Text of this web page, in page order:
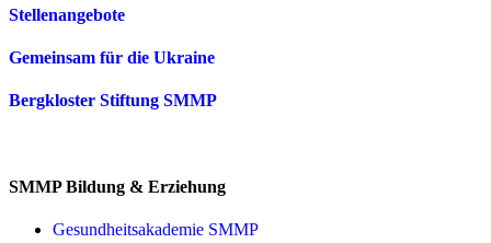
Stellenangebote
Gemeinsam für die Ukraine
Bergkloster Stiftung SMMP
SMMP Bildung & Erziehung
Gesundheitsakademie SMMP